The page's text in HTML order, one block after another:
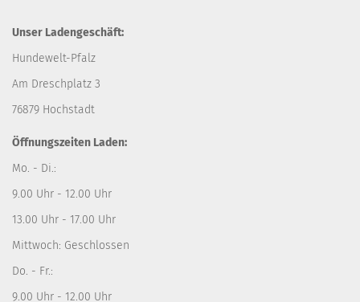
Unser Ladengeschäft:
Hundewelt-Pfalz
Am Dreschplatz 3
76879 Hochstadt
Öffnungszeiten Laden:
Mo. - Di.:
9.00 Uhr - 12.00 Uhr
13.00 Uhr - 17.00 Uhr
Mittwoch: Geschlossen
Do. - Fr.:
9.00 Uhr - 12.00 Uhr